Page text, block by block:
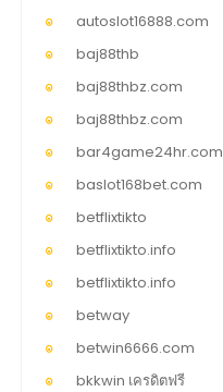
autoslot16888.com
baj88thb
baj88thbz.com
baj88thbz.com
bar4game24hr.com
baslot168bet.com
betflixtikto
betflixtikto.info
betflixtikto.info
betway
betwin6666.com
bkkwin เครดิตฟรี